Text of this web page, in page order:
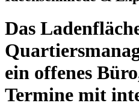
Das
ein offenes
Termine mit